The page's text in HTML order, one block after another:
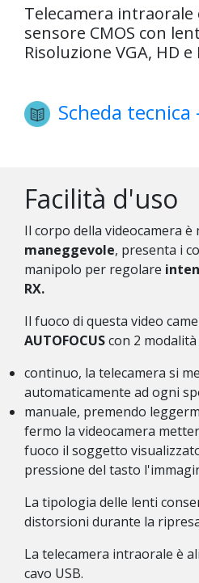
Telecamera intraorale
sensore CMOS con
Risoluzione VGA, HD e
Scheda
Facilità d'uso
Il corpo della videocamera è
maneggevole, presenta i
manipolo per regolare
RX.
Il fuoco di questa video
AUTOFOCUScon 2
continuo, la telecamera si
automaticamente ad ogni
manuale, premendo
fermo la videocamera
fuoco il soggetto
pressione del tasto
La tipologia delle lenti
distorsioni durante la
La telecamera intraorale è
cavo USB.